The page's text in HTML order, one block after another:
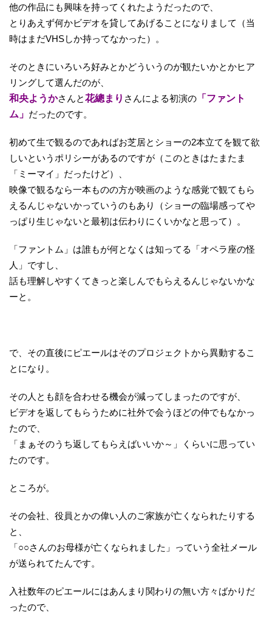
他の作品にも興味を持ってくれたようだったので、
とりあえず何かビデオを貸してあげることになりまして（当
時はまだVHSしか持ってなかった）。
そのときにいろいろ好みとかどういうのが観たいかとかヒア
リングして選んだのが、
和央ようかさんと花總まり さんによる初演の 「ファント
ム」 だったのです。
初めて生で観るのであればお芝居とショーの2本立てを観て欲
しいというポリシーがあるのですが（このときはたまたま
「ミーマイ」だったけど）、
映像で観るなら一本ものの方が映画のような感覚で観てもら
えるんじゃないかっていうのもあり（ショーの臨場感ってや
っぱり生じゃないと最初は伝わりにくいかなと思って）。
「ファントム」は誰もが何となくは知ってる「オペラ座の怪
人」ですし、
話も理解しやすくてきっと楽しんでもらえるんじゃないかな
ーと。
で、その直後にピエールはそのプロジェクトから異動するこ
とになり。
その人とも顔を合わせる機会が減ってしまったのですが、
ビデオを返してもらうために社外で会うほどの仲でもなかっ
たので、
「まぁそのうち返してもらえばいいか～」くらいに思ってい
たのです。
ところが。
その会社、役員とかの偉い人のご家族が亡くなられたりする
と、
「○○さんのお母様が亡くなられました」っていう全社メール
が送られてたんです。
入社数年のピエールにはあんまり関わりの無い方々ばかりだ
ったので、